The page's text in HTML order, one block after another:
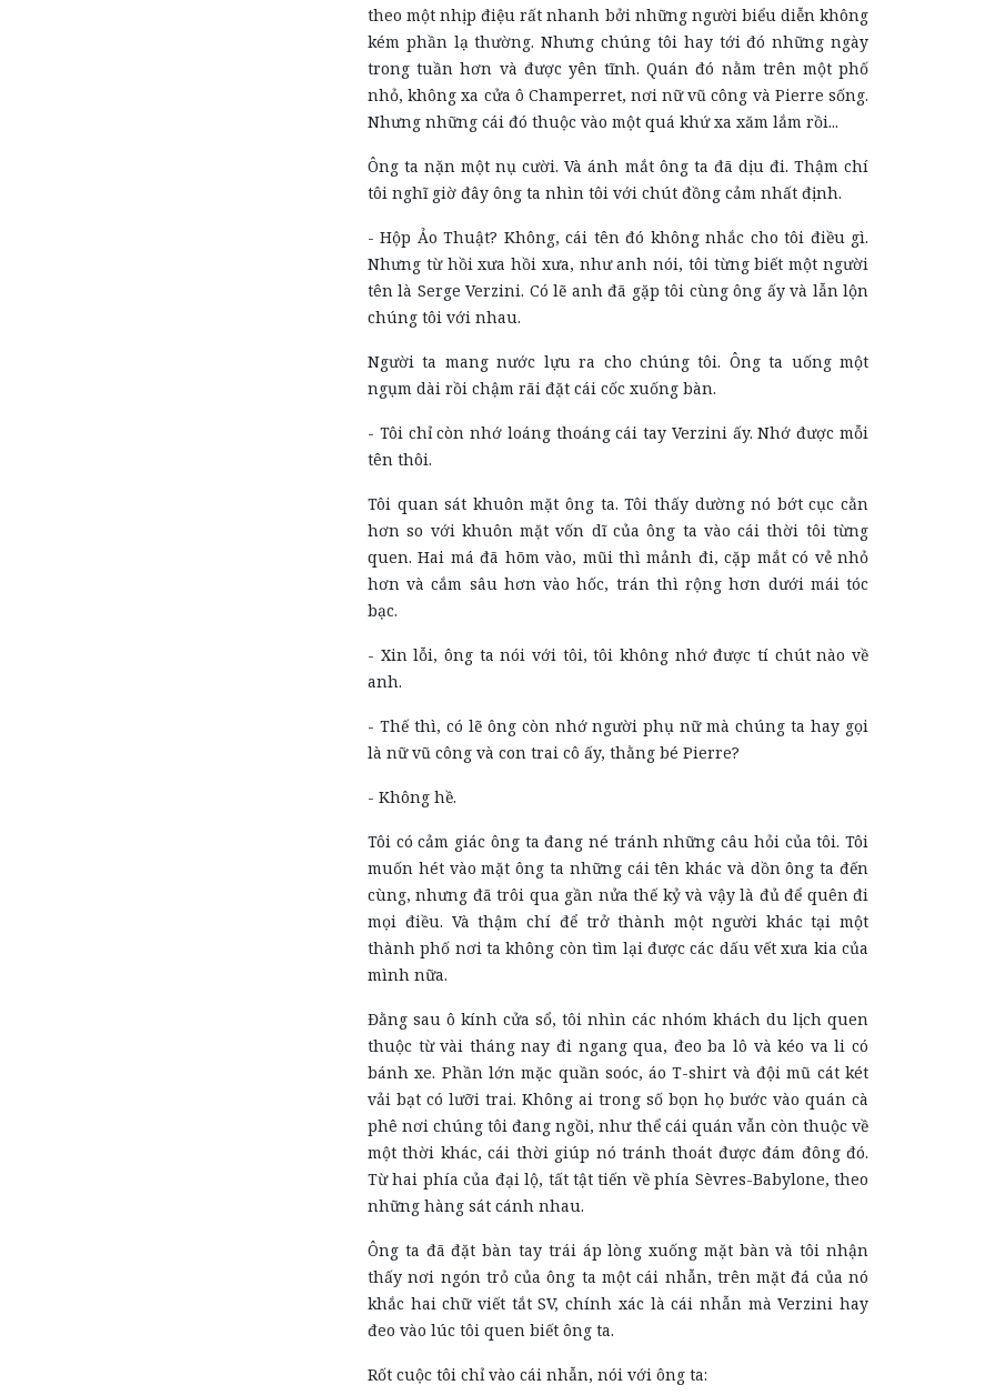
theo một nhịp điệu rất nhanh bởi những người biểu diễn không
kém phần lạ thường. Nhưng chúng tôi hay tới đó những ngày
trong tuần hơn và được yên tĩnh. Quán đó nằm trên một phố
nhỏ, không xa cửa ô Champerret, nơi nữ vũ công và Pierre sống.
Nhưng những cái đó thuộc vào một quá khứ xa xăm lắm rồi...
Ông ta nặn một nụ cười. Và ánh mắt ông ta đã dịu đi. Thậm chí
tôi nghĩ giờ đây ông ta nhìn tôi với chút đồng cảm nhất định.
- Hộp Ảo Thuật? Không, cái tên đó không nhắc cho tôi điều gì.
Nhưng từ hồi xưa hồi xưa, như anh nói, tôi từng biết một người
tên là Serge Verzini. Có lẽ anh đã gặp tôi cùng ông ấy và lẫn lộn
chúng tôi với nhau.
Người ta mang nước lựu ra cho chúng tôi. Ông ta uống một
ngụm dài rồi chậm rãi đặt cái cốc xuống bàn.
- Tôi chỉ còn nhớ loáng thoáng cái tay Verzini ấy. Nhớ được mỗi
tên thôi.
Tôi quan sát khuôn mặt ông ta. Tôi thấy dường nó bớt cục cằn
hơn so với khuôn mặt vốn dĩ của ông ta vào cái thời tôi từng
quen. Hai má đã hõm vào, mũi thì mảnh đi, cặp mắt có vẻ nhỏ
hơn và cắm sâu hơn vào hốc, trán thì rộng hơn dưới mái tóc
bạc.
- Xin lỗi, ông ta nói với tôi, tôi không nhớ được tí chút nào về
anh.
- Thế thì, có lẽ ông còn nhớ người phụ nữ mà chúng ta hay gọi
là nữ vũ công và con trai cô ấy, thằng bé Pierre?
- Không hề.
Tôi có cảm giác ông ta đang né tránh những câu hỏi của tôi. Tôi
muốn hét vào mặt ông ta những cái tên khác và dồn ông ta đến
cùng, nhưng đã trôi qua gần nửa thế kỷ và vậy là đủ để quên đi
mọi điều. Và thậm chí để trở thành một người khác tại một
thành phố nơi ta không còn tìm lại được các dấu vết xưa kia của
mình nữa.
Đằng sau ô kính cửa sổ, tôi nhìn các nhóm khách du lịch quen
thuộc từ vài tháng nay đi ngang qua, đeo ba lô và kéo va li có
bánh xe. Phần lớn mặc quần soóc, áo T-shirt và đội mũ cát két
vải bạt có lưỡi trai. Không ai trong số bọn họ bước vào quán cà
phê nơi chúng tôi đang ngồi, như thể cái quán vẫn còn thuộc về
một thời khác, cái thời giúp nó tránh thoát được đám đông đó.
Từ hai phía của đại lộ, tất tật tiến về phía Sèvres-Babylone, theo
những hàng sát cánh nhau.
Ông ta đã đặt bàn tay trái áp lòng xuống mặt bàn và tôi nhận
thấy nơi ngón trỏ của ông ta một cái nhẫn, trên mặt đá của nó
khắc hai chữ viết tắt SV, chính xác là cái nhẫn mà Verzini hay
đeo vào lúc tôi quen biết ông ta.
Rốt cuộc tôi chỉ vào cái nhẫn, nói với ông ta: